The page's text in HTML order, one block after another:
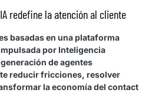
redefine la atención al cliente
basadas en una plataforma
por Inteligencia
de agentes
reducir fricciones, resolver
la economía del contact